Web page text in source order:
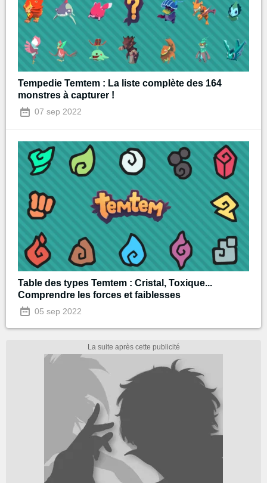
Tempedie Temtem : La liste complète des 164
monstres à capturer !
07 sep 2022
Table des types Temtem : Cristal, Toxique...
Comprendre les forces et faiblesses
05 sep 2022